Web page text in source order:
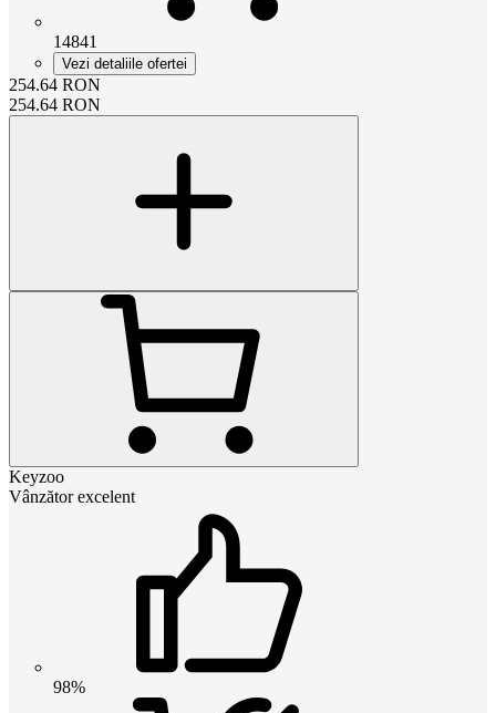
14841
Vezi detaliile ofertei
254.64 RON
254.64 RON
Keyzoo
Vânzător excelent
98%